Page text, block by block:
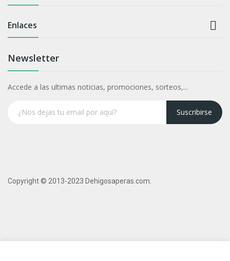
Enlaces 
Newsletter
Accede a las ultimas noticias, promociones, sorteos,...
Suscribirse
Copyright © 2013-2023 Dehigosaperas.com.